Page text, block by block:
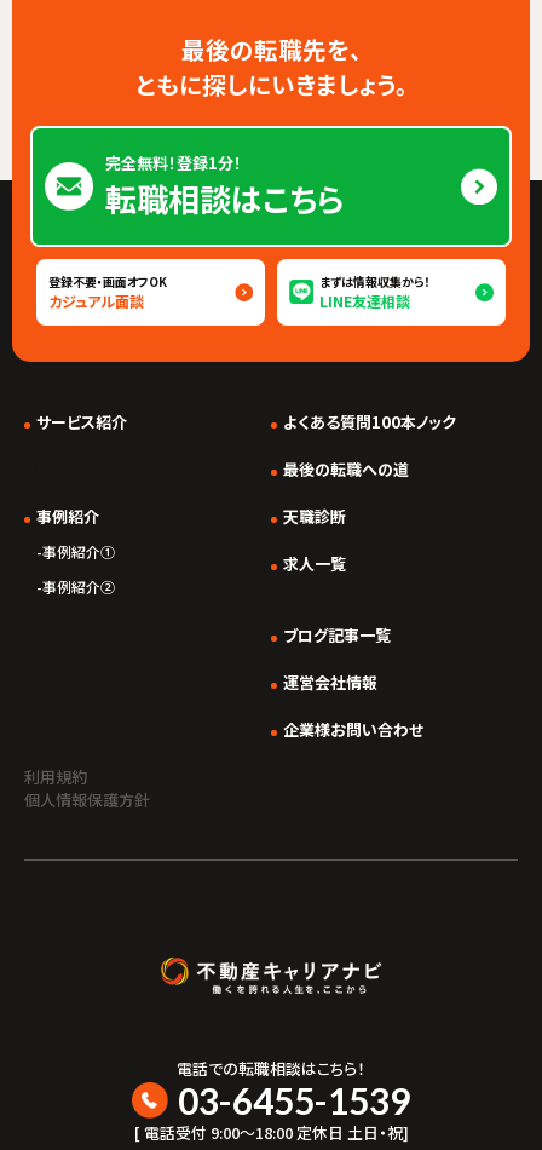
最後の転職先を、
ともに探しにいきましょう。
完全無料！登録1分！
転職相談はこちら
登録不要・画面オフOK
カジュアル面談
まずは情報収集から！
LINE友達相談
サービス紹介
事例紹介
事例紹介①
事例紹介②
よくある質問100本ノック
最後の転職への道
天職診断
求人一覧
ブログ記事一覧
運営会社情報
企業様お問い合わせ
利用規約
個人情報保護方針
電話での転職相談はこちら！
03-6455-1539
[ 電話受付 9:00〜18:00 定休日 土日・祝]